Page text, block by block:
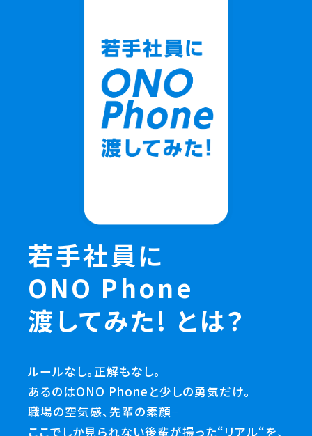
若手社員に
ONO Phone
渡してみた! とは？
ルールなし。正解もなし。
あるのはONO Phoneと少しの勇気だけ。
職場の空気感、先輩の素顔――
ここでしか見られない後輩が撮った“リアル“を、